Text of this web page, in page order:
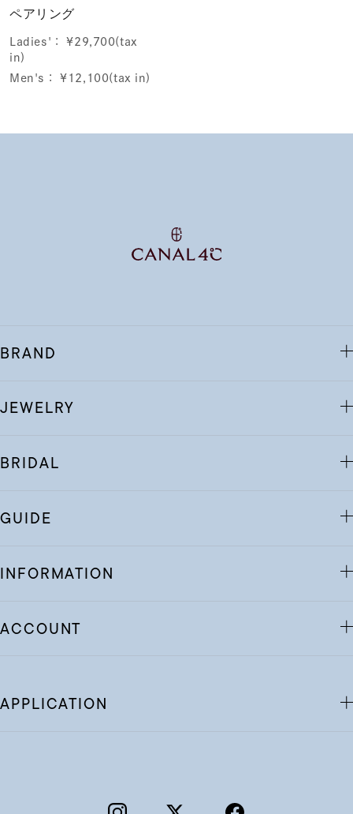
ペアリング
Ladies'：
¥29,700(tax
in)
Men's：
¥12,100(tax in)
BRAND
JEWELRY
BRIDAL
GUIDE
INFORMATION
ACCOUNT
APPLICATION